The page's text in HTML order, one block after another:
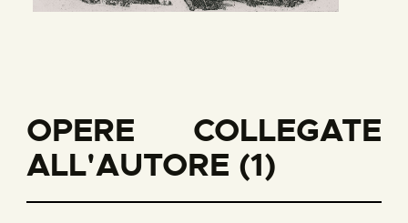
OPERE COLLEGATE
ALL'AUTORE (1)